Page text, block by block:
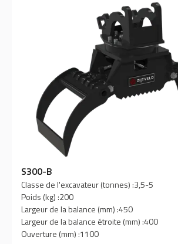
S300-B
Classe de l'excavateur (tonnes) :3,5-5
Poids (kg) :200
Largeur de la balance (mm) :450
Largeur de la balance étroite (mm) :400
Ouverture (mm) :1100